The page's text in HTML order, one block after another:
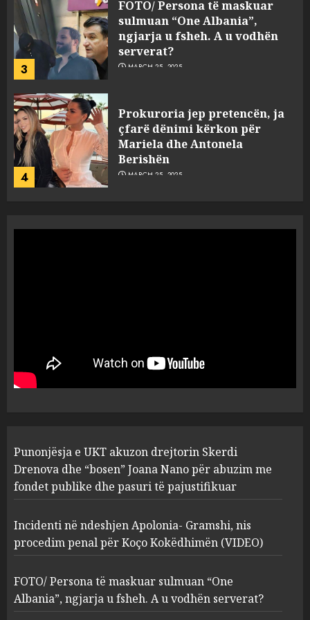
3
FOTO/ Persona të maskuar
sulmuan “One Albania”,
ngjarja u fsheh. A u vodhën
serverat?
MARCH 25, 2025
4
Prokuroria jep pretencën, ja
çfarë dënimi kërkon për
Mariela dhe Antonela
Berishën
MARCH 25, 2025
1
“bosen” Joana Nano për
abuzim me fondet publike dhe
pasuri të pajustifikuar
2
Apolonia- Gramshi, nis
procedim penal për Koço
Kokëdhimën (VIDEO)
MARCH 27, 2025
3
FOTO/ Persona të maskuar
sulmuan “One Albania”,
ngjarja u fsheh. A u vodhën
serverat?
MARCH 25, 2025
Punonjësja e UKT akuzon drejtorin Skerdi
Drenova dhe “bosen” Joana Nano për abuzim me
fondet publike dhe pasuri të pajustifikuar
Incidenti në ndeshjen Apolonia- Gramshi, nis
procedim penal për Koço Kokëdhimën (VIDEO)
FOTO/ Persona të maskuar sulmuan “One
Albania”, ngjarja u fsheh. A u vodhën serverat?